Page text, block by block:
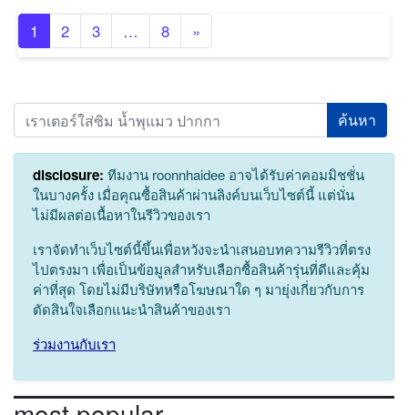
1
2 3 … 8 »
Search
disclosure: ทีมงาน roonnhaidee อาจได้รับค่าคอมมิชชั่น
ในบางครั้ง เมื่อคุณซื้อสินค้าผ่านลิงค์บนเว็บไซต์นี้ แต่นั่น
ไม่มีผลต่อเนื้อหาในรีวิวของเรา
เราจัดทำเว็บไซต์นี้ขึ้นเพื่อหวังจะนำเสนอบทความรีวิวที่ตรง
ไปตรงมา เพื่อเป็นข้อมูลสำหรับเลือกซื้อสินค้ารุ่นที่ดีและคุ้ม
ค่าที่สุด โดยไม่มีบริษัทหรือโฆษณาใด ๆ มายุ่งเกี่ยวกับการ
ตัดสินใจเลือกแนะนำสินค้าของเรา
ร่วมงานกับเรา